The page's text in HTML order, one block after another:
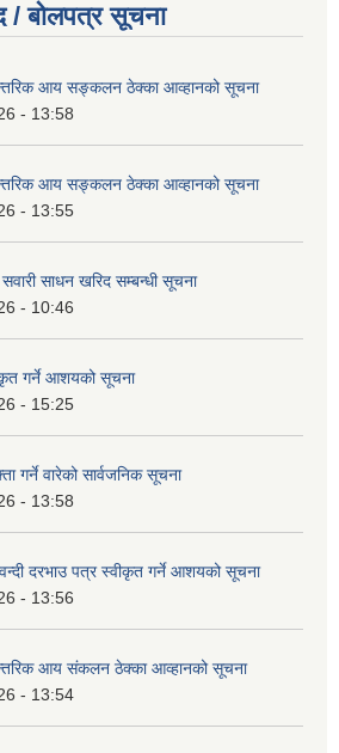
/ बोलपत्र सूचना
आय सङ्कलन ठेक्का आव्हानको सूचना
- 13:58
आय सङ्कलन ठेक्का आव्हानको सूचना
- 13:55
साधन खरिद सम्बन्धी सूचना
- 10:46
गर्ने आशयको सूचना
- 15:25
गर्ने वारेको सार्वजनिक सूचना
- 13:58
दरभाउ पत्र स्वीकृत गर्ने आशयको सूचना
- 13:56
आय संकलन ठेक्का आव्हानको सूचना
- 13:54